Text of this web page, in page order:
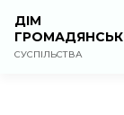
ДІМ
СУСПІЛЬСТВА